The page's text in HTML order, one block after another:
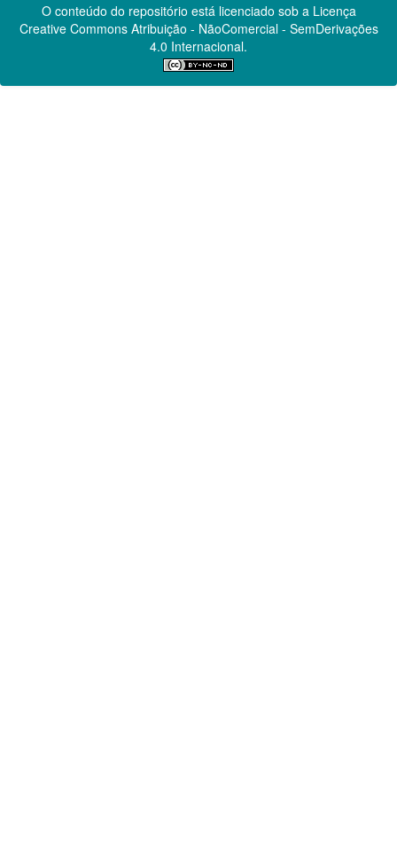
O conteúdo do repositório está licenciado sob a Licença
Creative CommonsAtribuição - NãoComercial - SemDerivações
4.0 Internacional.